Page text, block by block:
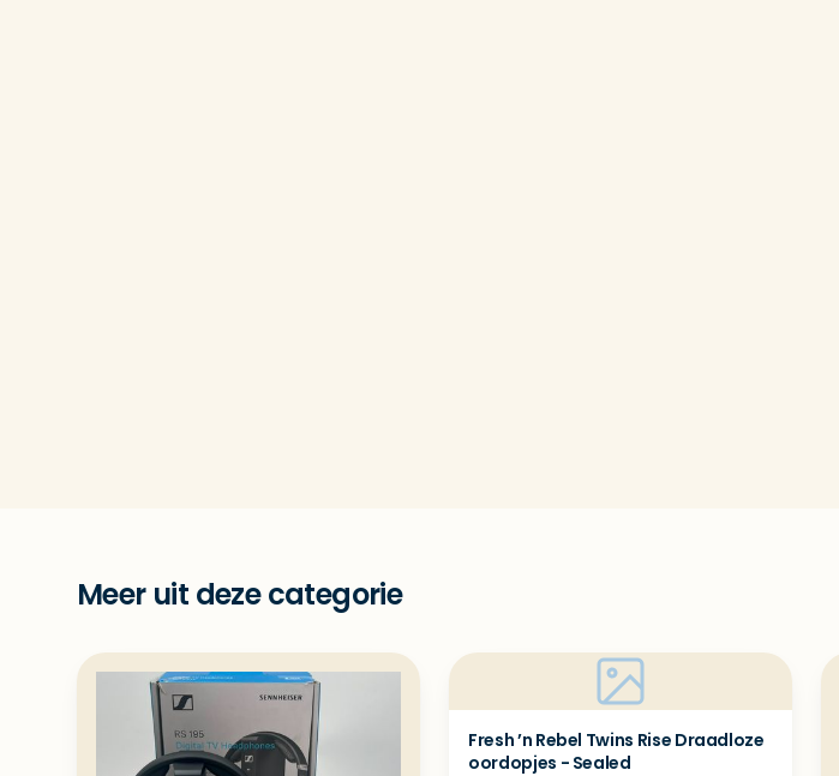
Meer uit deze categorie
Fresh ’n Rebel Twins Rise Draadloze
oordopjes - Sealed